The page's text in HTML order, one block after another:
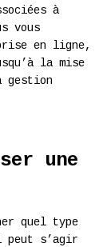
à
vous
en ligne,
la mise
une
quel type
peut s’agir